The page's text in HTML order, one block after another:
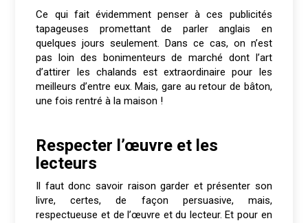
Ce qui fait évidemment penser à ces publicités
tapageuses promettant de parler anglais en
quelques jours seulement. Dans ce cas, on n’est
pas loin des bonimenteurs de marché dont l’art
d’attirer les chalands est extraordinaire pour les
meilleurs d’entre eux. Mais, gare au retour de bâton,
une fois rentré à la maison !
Respecter l’œuvre et les
lecteurs
Il faut donc savoir raison garder et présenter son
livre, certes, de façon persuasive, mais,
respectueuse et de l’œuvre et du lecteur. Et pour en